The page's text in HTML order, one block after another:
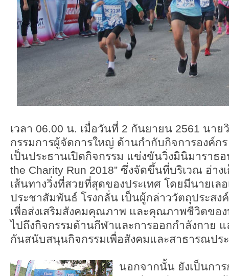
เวลา 06.00 น. เมื่อวันที่ 2 กันยายน 2561 นา
กรรมการผู้จัดการใหญ่ ด้านกำกับกิจการองค์ก
เป็นประธานเปิดกิจกรรม แข่งขันวิ่งมินิมาราธ
the Charity Run 2018” ซึ่งจัดขึ้นที่บริเวณ อ่าง
เส้นทางวิ่งที่สวยที่สุดของประเทศ โดยมีนายเล
ประชาสัมพันธ์ โรงกลั่น เป็นผู้กล่าววัตถุประสง
เพี่อส่งเสริมสังคมคุณภาพ และคุณภาพชีวิตขอ
ไปถึงกิจกรรมด้านกีฬาและการออกกำลังกาย
กันสนับสนุนกิจกรรมเพื่อสังคมและสาธารณปร
นอกจากนั้น ยังเป็นกา